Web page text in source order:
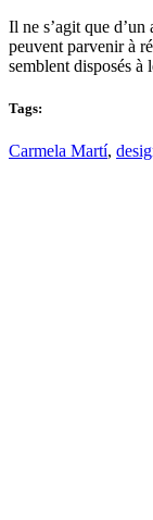
Il ne s’agit que
peuvent parvenir à
semblent disposés à
Tags:
Carmela Martí,